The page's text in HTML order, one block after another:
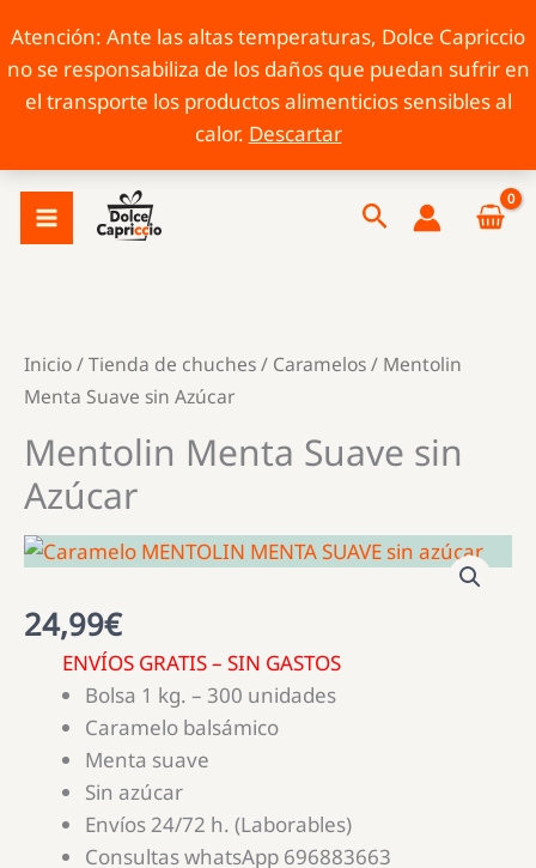
Atención: Ante las altas temperaturas, Dolce Capriccio
no se responsabiliza de los daños que puedan sufrir en
el transporte los productos alimenticios sensibles al
calor. Descartar
contenido
Buscar
Inicio/Tienda de chuches/ Caramelos/ Mentolin
Menta Suave sin Azúcar
Mentolin Menta Suave sin
Azúcar
24,99€
ENVÍOS GRATIS – SIN GASTOS
Bolsa 1 kg. – 300 unidades
Caramelo balsámico
Menta suave
Sin azúcar
Envíos 24/72 h. (Laborables)
Consultas whatsApp 696883663